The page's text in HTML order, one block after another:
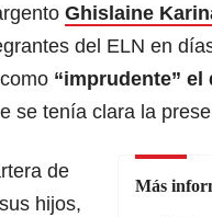
Ghislaine
del ELN en
“imprudente” el
se tenía clara la
Más
de
hijos,